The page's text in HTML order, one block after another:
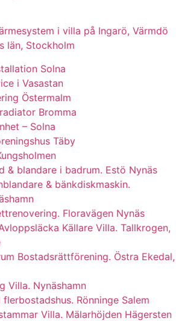
i villa på Ingarö, Värmdö
län, Stockholm
Solna
i Vasastan
Östermalm
Bromma
– Solna
Täby
& blandare i badrum. Estö Nynäs
& bänkdiskmaskin.
Floravägen Nynäs
Källare Villa. Tallkrogen,
Bostadsrättförening. Östra Ekedal,
Villa. Nynäshamn
Rönninge Salem
Villa. Mälarhöjden Hägersten